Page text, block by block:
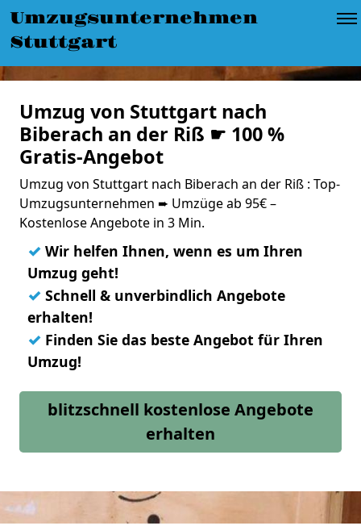
Umzugsunternehmen
Stuttgart
Umzug von Stuttgart nach
Biberach an der Riß ☛ 100 %
Gratis-Angebot
Umzug von Stuttgart nach Biberach an der Riß : Top-
Umzugsunternehmen ➨ Umzüge ab 95€ –
Kostenlose Angebote in 3 Min.
✓ Wir helfen Ihnen, wenn es um Ihren
Umzug geht!
✓ Schnell & unverbindlich Angebote
erhalten!
✓ Finden Sie das beste Angebot für Ihren
Umzug!
blitzschnell kostenlose Angebote
erhalten